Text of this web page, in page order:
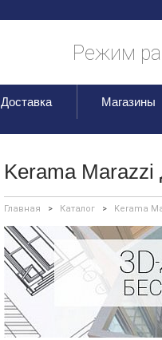
Режим
Доставка Магазины
Kerama
Главная > Каталог > Kerama